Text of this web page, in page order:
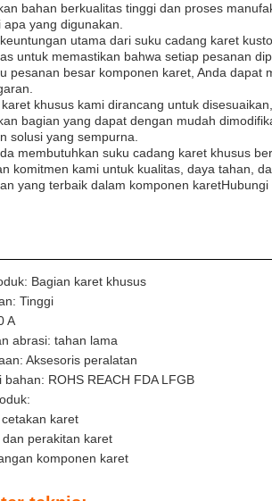
bahan berkualitas tinggi dan proses
yang digunakan.
utama dari suku cadang karet
untuk memastikan bahwa setiap pesanan
pesanan besar komponen karet, Anda dapat
khusus kami dirancang untuk
bagian yang dapat dengan mudah
solusi yang sempurna.
membutuhkan suku cadang karet khusus
komitmen kami untuk kualitas, daya tahan,
yang terbaik dalam komponen
Bagian karet khusus
Tinggi
A
abrasi: tahan lama
Aksesoris peralatan
bahan: ROHS REACH FDA LFGB
karet
dan perakitan karet
komponen karet